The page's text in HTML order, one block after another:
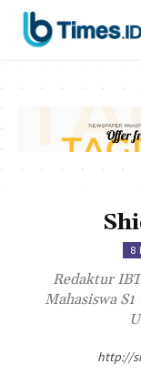
8
Redaktur
Mahasiswa
http://